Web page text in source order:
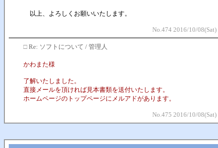
以上、よろしくお願いいたします。
No.474 2016/10/
□ Re: ソフトについて / 管理人
かわまた様
了解いたしました。
直接メールを頂ければ見本書類を送付いたします。
ホームページのトップページにメルアドがあります。
No.475 2016/10/